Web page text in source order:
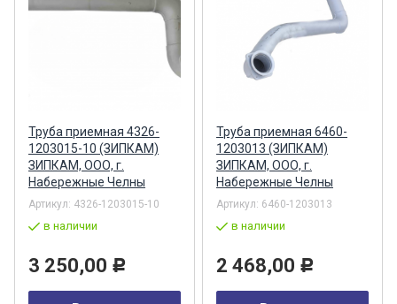
Труба приемная 4326-
1203015-10 (ЗИПКАМ)
ЗИПКАМ, ООО, г.
Набережные Челны
Артикул: 4326-1203015-10
в наличии
3 250,00 Р
Труба приемная 6460-
1203013 (ЗИПКАМ)
ЗИПКАМ, ООО, г.
Набережные Челны
Артикул: 6460-1203013
в наличии
2 468,00 Р